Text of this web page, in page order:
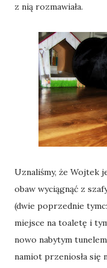
z nią rozmawiała.
Uznaliśmy, że Wojtek
obaw wyciągnąć z
(dwie poprzednie
miejsce na toaletę i
nowo nabytym
namiot przeniosła się